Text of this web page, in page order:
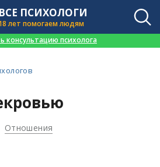
ВСЕ ПСИХОЛОГИ
лет помогаем людям
консультацию психолога
Отношения